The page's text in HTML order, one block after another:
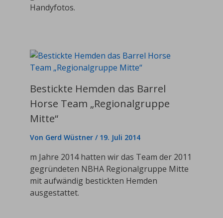
Handyfotos.
Bestickte Hemden das Barrel
Horse Team „Regionalgruppe
Mitte“
Von Gerd Wüstner / 19. Juli 2014
m Jahre 2014 hatten wir das Team der 2011
gegründeten NBHA Regionalgruppe Mitte
mit aufwändig bestickten Hemden
ausgestattet.